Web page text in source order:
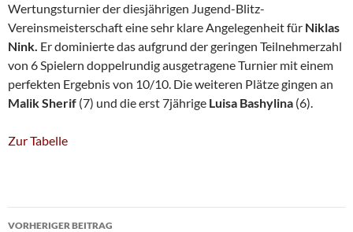
Wertungsturnier der diesjährigen Jugend-Blitz-
Vereinsmeisterschaft eine sehr klare Angelegenheit für Niklas
Nink. Er dominierte das aufgrund der geringen Teilnehmerzahl
von 6 Spielern doppelrundig ausgetragene Turnier mit einem
perfekten Ergebnis von 10/10. Die weiteren Plätze gingen an
Malik Sherif (7) und die erst 7jährige Luisa Bashylina (6).
Zur Tabelle
Beitragsnavigation
VORHERIGER BEITRAG